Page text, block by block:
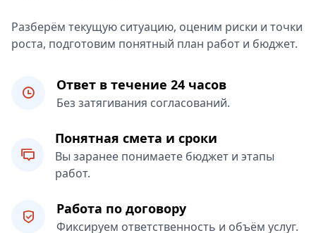
Разберём текущую ситуацию, оценим риски и точки
роста, подготовим понятный план работ и бюджет.
Ответ в течение 24 часов
Без затягивания согласований.
Понятная смета и сроки
Вы заранее понимаете бюджет и этапы
работ.
Работа по договору
Фиксируем ответственность и объём услуг.